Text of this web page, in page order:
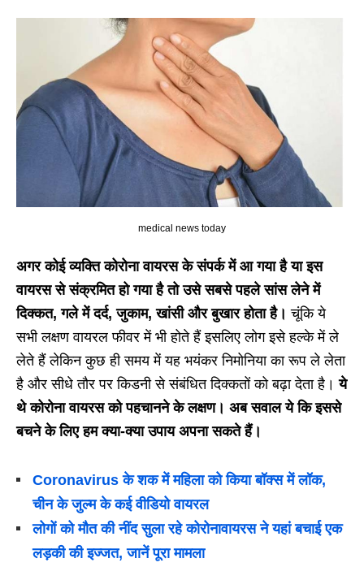
medical news today
अगर कोई व्यक्ति कोरोना वायरस के संपर्क में आ गया है या इस
वायरस से संक्रमित हो गया है तो उसे सबसे पहले सांस लेने में
दिक्कत, गले में दर्द, जुकाम, खांसी और बुखार होता है। चूंकि ये
सभी लक्षण वायरल फीवर में भी होते हैं इसलिए लोग इसे हल्के में ले
लेते हैं लेकिन कुछ ही समय में यह भयंकर निमोनिया का रूप ले लेता
है और सीधे तौर पर किडनी से संबंधित दिक्कतों को बढ़ा देता है।ये
थे कोरोना वायरस को पहचानने के लक्षण। अब सवाल ये कि इससे
बचने के लिए हम क्या-क्या उपाय अपना सकते हैं।
Coronavirus के शक में महिला को किया बॉक्स में लॉक,
चीन के जुल्म के कई वीडियो वायरल
लोगों को मौत की नींद सुला रहे कोरोनावायरस ने यहां बचाई एक
लड़की की इज्जत, जानें पूरा मामला